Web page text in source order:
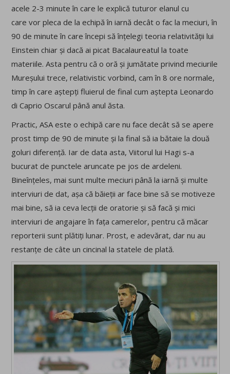
acele 2-3 minute în care le explică tuturor elanul cu
care vor pleca de la echipă în iarnă decât o fac la meciuri, în
90 de minute în care începi să înțelegi teoria relativității lui
Einstein chiar și dacă ai picat Bacalaureatul la toate
materiile. Asta pentru că o oră și jumătate privind meciurile
Mureșului trece, relativistic vorbind, cam în 8 ore normale,
timp în care aștepți fluierul de final cum aștepta Leonardo
di Caprio Oscarul până anul ăsta.
Practic, ASA este o echipă care nu face decât să se apere
prost timp de 90 de minute și la final să ia bătaie la două
goluri diferență. Iar de data asta, Viitorul lui Hagi s-a
bucurat de punctele aruncate pe jos de ardeleni.
Bineînțeles, mai sunt multe meciuri până la iarnă și multe
interviuri de dat, așa că băieții ar face bine să se motiveze
mai bine, să ia ceva lecții de oratorie și să facă și mici
interviuri de angajare în fața camerelor, pentru că măcar
reporterii sunt plătiți lunar. Prost, e adevărat, dar nu au
restanțe de câte un cincinal la statele de plată.